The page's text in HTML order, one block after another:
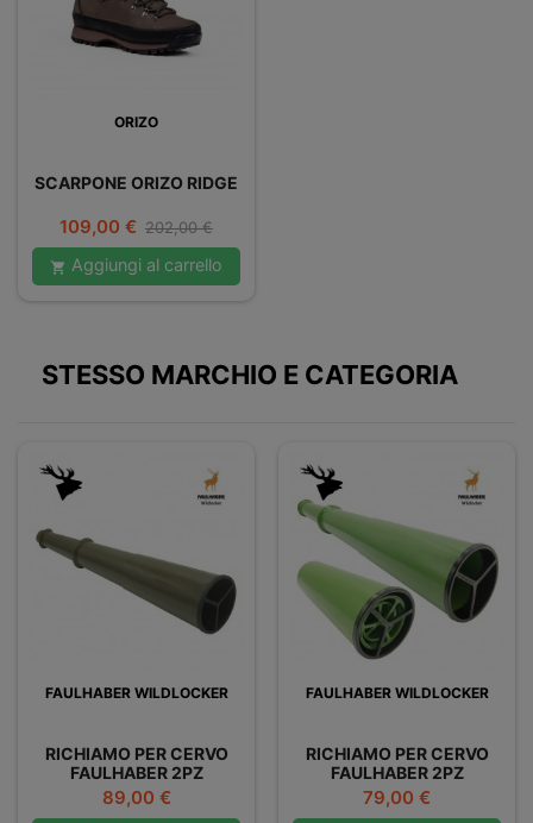
ORIZO
SCARPONE ORIZO RIDGE
Prezzo
109,00 € Prezzo
base
202,00 €
 Aggiungi al carrello
STESSO MARCHIO E CATEGORIA
FAULHABER WILDLOCKER
RICHIAMO PER CERVO
FAULHABER 2PZ
Prezzo
89,00 €
FAULHABER WILDLOCKER
RICHIAMO PER CERVO
FAULHABER 2PZ
NOSTALGIC
Prezzo
79,00 €